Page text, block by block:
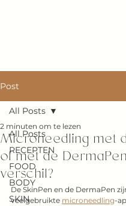
Post
All Posts
RECEPTEN
FOOD
BODY
SKIN
All Posts
Microneedling met
of met de
verschil?
2 minuten om te lezen
De SkinPen en de DermaPen
veelgebruikte microneedling-